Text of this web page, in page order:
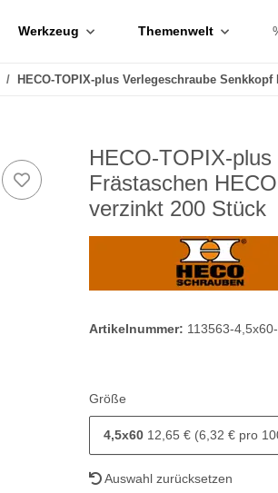
Werkzeug Themenwelt
HECO-TOPIX-plus Verlegeschraube
HECO-TOPIX-
Frästaschen
verzinkt 200 Stück
Artikelnummer: 113563-
Größe
4,5x60 12,65 € (6,32 € pro
Auswahl zurücksetzen